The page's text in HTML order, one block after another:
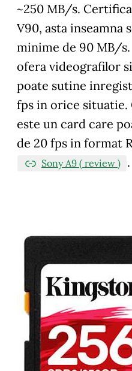
~250 MB/s.
V90, asta inseamna
minime de 90 MB/
ofera videografilor
poate sutine
fps in orice situatie.
este un card care
de 20 fps in format
Sony A9 ( review ) .